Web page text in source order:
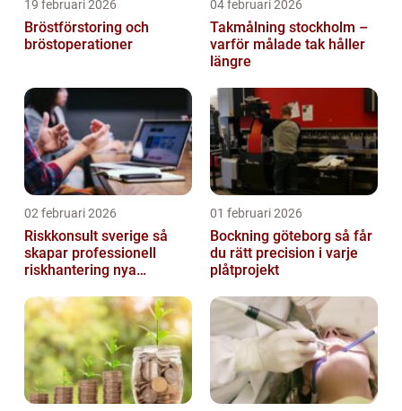
19 februari 2026
Bröstförstoring och
bröstoperationer
04 februari 2026
Takmålning stockholm –
varför målade tak håller
längre
02 februari 2026
Riskkonsult sverige så
skapar professionell
riskhantering nya
01 februari 2026
Bockning göteborg så får
du rätt precision i varje
plåtprojekt